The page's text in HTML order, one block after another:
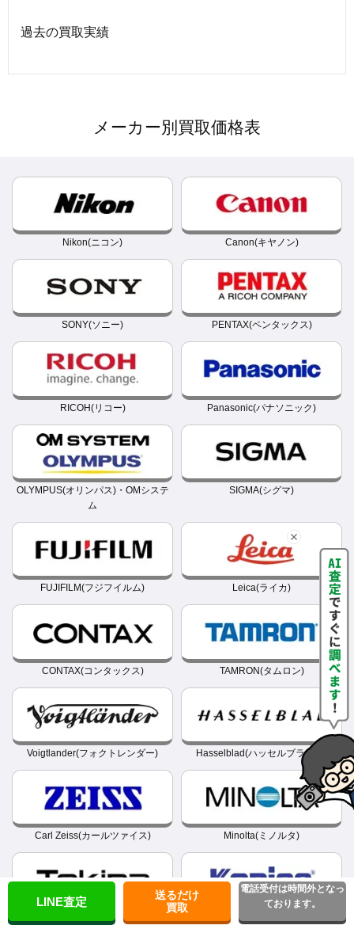
過去の買取実績
メーカー別買取価格表
Nikon(ニコン) Canon(キヤノン)
SONY(ソニー) PENTAX(ペンタックス)
RICOH(リコー) Panasonic(パナソニック)
OLYMPUS(オリンパス)・OMシステ
ム
SIGMA(シグマ)
FUJIFILM(フジフイルム) Leica(ライカ)
CONTAX(コンタックス) TAMRON(タムロン)
Voigtlander(フォクトレンダー) Hasselblad(ハッセルブラッド)
Carl Zeiss(カールツァイス) Minolta(ミノルタ)
Tokina(トキナー) Konica(コニカ)
LINE査定
送るだけ
買取
電話受付は時間外となっ
ております。